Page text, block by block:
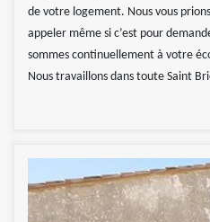
de votre logement. Nous vous
appeler même si c’est pour
sommes continuellement à votre
Nous travaillons dans toute Saint